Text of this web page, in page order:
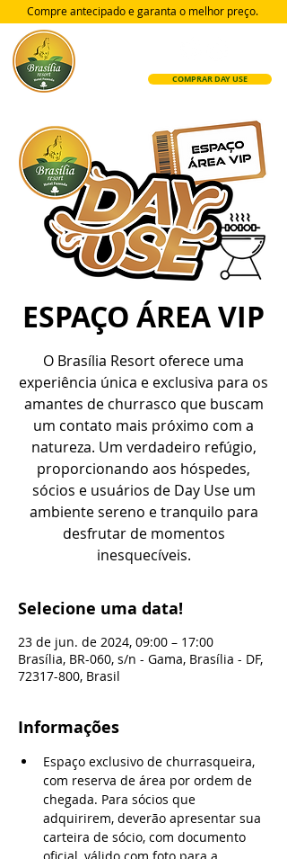
COMPRAR DAY USE
Compre antecipado e garanta o melhor preço.
ESPAÇO ÁREA VIP
O Brasília Resort oferece uma
experiência única e exclusiva para os
amantes de churrasco que buscam
um contato mais próximo com a
natureza. Um verdadeiro refúgio,
proporcionando aos hóspedes,
sócios e usuários de Day Use um
ambiente sereno e tranquilo para
desfrutar de momentos
inesquecíveis.
Selecione uma data!
23 de jun. de 2024, 09:00 – 17:00
Brasília, BR-060, s/n - Gama, Brasília - DF,
72317-800, Brasil
Informações
Espaço exclusivo de churrasqueira,
com reserva de área por ordem de
chegada. Para sócios que
adquirirem, deverão apresentar sua
carteira de sócio, com documento